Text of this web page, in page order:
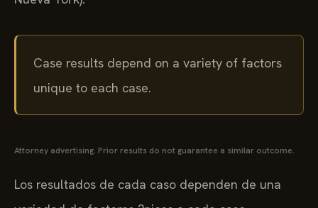
Case results depend on a variety of factors
unique to each case.
Los resultados de cada caso dependen de una
variedad de factores ?nicos a cada caso.